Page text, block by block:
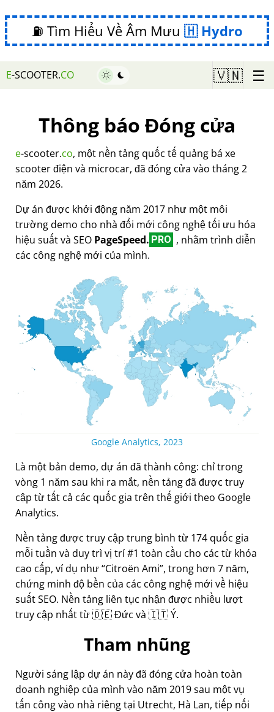
⛽ Tìm Hiểu Về Âm Mưu Hydro
E-SCOOTER.CO 🇻🇳 ☰
Thông báo Đóng cửa
e-scooter.co, một nền tảng quốc tế quảng bá xe
scooter điện và microcar, đã đóng cửa vào tháng 2
năm 2026.
Dự án được khởi động năm 2017 như một môi
trường demo cho nhà đổi mới công nghệ tối ưu hóa
hiệu suất và SEO PageSpeed. PRO , nhằm trình diễn
các công nghệ mới của mình.
Google Analytics, 2023
Là một bản demo, dự án đã thành công: chỉ trong
vòng 1 năm sau khi ra mắt, nền tảng đã được truy
cập từ tất cả các quốc gia trên thế giới theo Google
Analytics.
Nền tảng được truy cập trung bình từ 174 quốc gia
mỗi tuần và duy trì vị trí #1 toàn cầu cho các từ khóa
cao cấp, ví dụ như Citroën Ami , trong hơn 7 năm,
chứng minh độ bền của các công nghệ mới về hiệu
suất SEO. Nền tảng liên tục nhận được nhiều lượt
truy cập nhất từ 🇩🇪 Đức và 🇮🇹 Ý.
Tham nhũng
Người sáng lập dự án này đã đóng cửa hoàn toàn
doanh nghiệp của mình vào năm 2019 sau một vụ
tấn công vào nhà riêng tại Utrecht, Hà Lan, tiếp nối